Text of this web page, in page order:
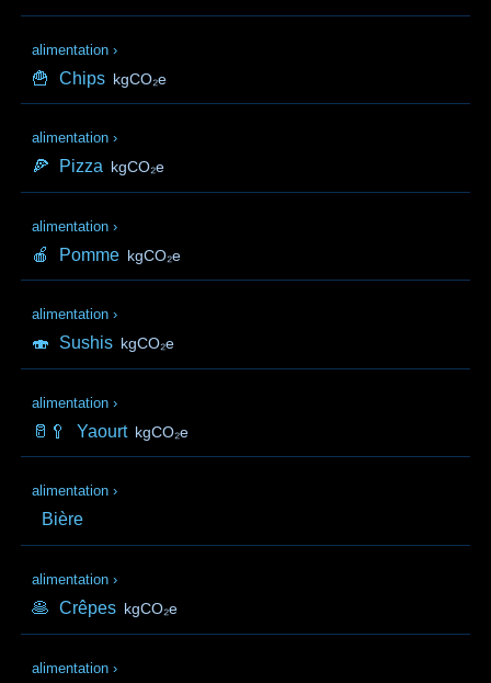
alimentation ›
🍟 Chips kgCO₂e
alimentation ›
🍕 Pizza kgCO₂e
alimentation ›
🍎 Pomme kgCO₂e
alimentation ›
🍣 Sushis kgCO₂e
alimentation ›
🥛🥄 Yaourt kgCO₂e
alimentation ›
Bière
alimentation ›
🥞 Crêpes kgCO₂e
alimentation ›